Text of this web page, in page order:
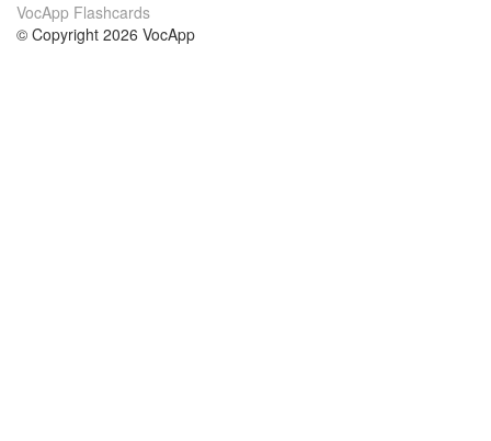
VocApp Flashcards
© Copyright 2026 VocApp